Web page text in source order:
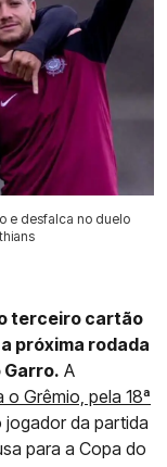
e desfalca no duelo
terceiro cartão
próxima rodada
Garro. A
Grêmio, pela 18ª
da partida
para a Copa do